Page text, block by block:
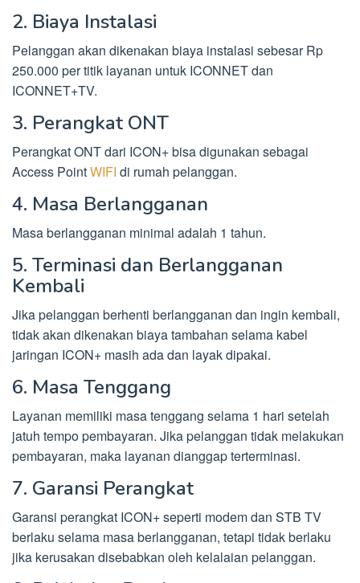
2. Biaya Instalasi
Pelanggan akan dikenakan biaya instalasi sebesar Rp
250.000 per titik layanan untuk ICONNET dan
ICONNET+TV.
3. Perangkat ONT
Perangkat ONT dari ICON+ bisa digunakan sebagai
Access PointWIFI di rumah pelanggan.
4. Masa Berlangganan
Masa berlangganan minimal adalah 1 tahun.
5. Terminasi dan Berlangganan
Kembali
Jika pelanggan berhenti berlangganan dan ingin kembali,
tidak akan dikenakan biaya tambahan selama kabel
jaringan ICON+ masih ada dan layak dipakai.
6. Masa Tenggang
Layanan memiliki masa tenggang selama 1 hari setelah
jatuh tempo pembayaran. Jika pelanggan tidak melakukan
pembayaran, maka layanan dianggap terterminasi.
7. Garansi Perangkat
Garansi perangkat ICON+ seperti modem dan STB TV
berlaku selama masa berlangganan, tetapi tidak berlaku
jika kerusakan disebabkan oleh kelalaian pelanggan.